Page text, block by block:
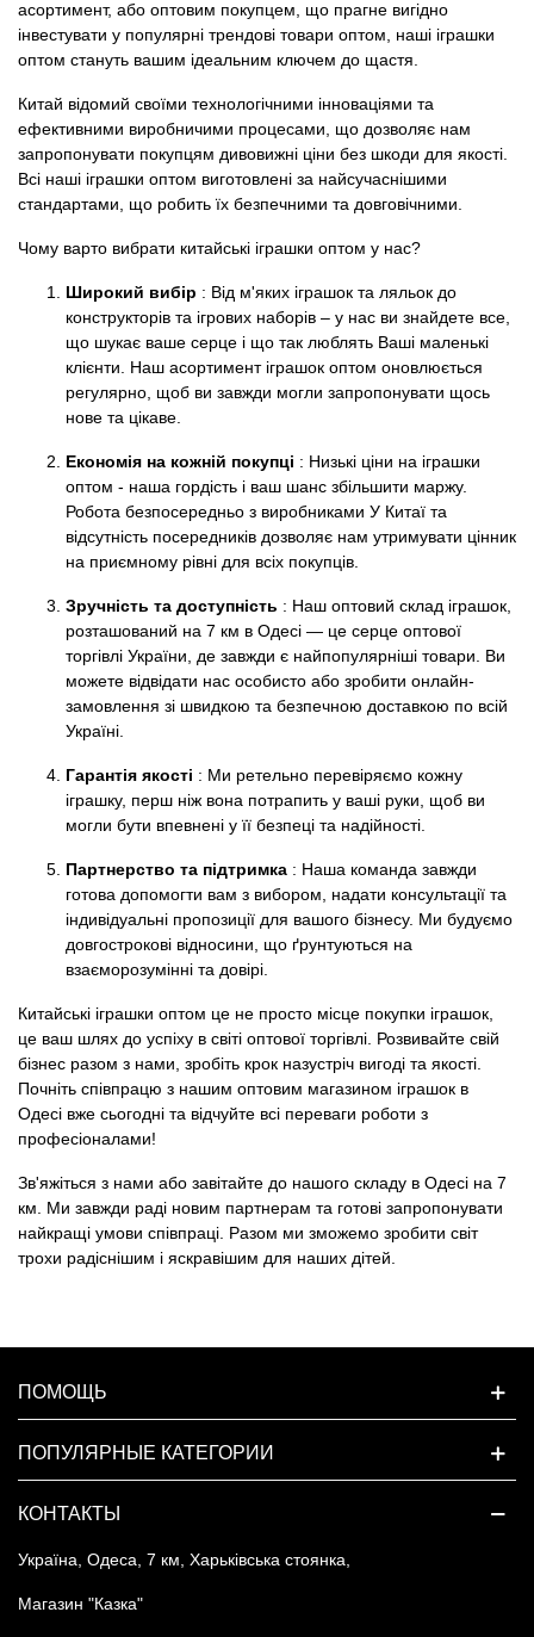
асортимент, або оптовим покупцем, що прагне вигідно
інвестувати у популярні трендові товари оптом, наші іграшки
оптом стануть вашим ідеальним ключем до щастя.
Китай відомий своїми технологічними інноваціями та
ефективними виробничими процесами, що дозволяє нам
запропонувати покупцям дивовижні ціни без шкоди для якості.
Всі наші іграшки оптом виготовлені за найсучаснішими
стандартами, що робить їх безпечними та довговічними.
Чому варто вибрати китайські іграшки оптом у нас?
Широкий вибір : Від м'яких іграшок та ляльок до
конструкторів та ігрових наборів – у нас ви знайдете все,
що шукає ваше серце і що так люблять Ваші маленькі
клієнти. Наш асортимент іграшок оптом оновлюється
регулярно, щоб ви завжди могли запропонувати щось
нове та цікаве.
Економія на кожній покупці : Низькі ціни на іграшки
оптом - наша гордість і ваш шанс збільшити маржу.
Робота безпосередньо з виробниками У Китаї та
відсутність посередників дозволяє нам утримувати цінник
на приємному рівні для всіх покупців.
Зручність та доступність : Наш оптовий склад іграшок,
розташований на 7 км в Одесі — це серце оптової
торгівлі України, де завжди є найпопулярніші товари. Ви
можете відвідати нас особисто або зробити онлайн-
замовлення зі швидкою та безпечною доставкою по всій
Україні.
Гарантія якості : Ми ретельно перевіряємо кожну
іграшку, перш ніж вона потрапить у ваші руки, щоб ви
могли бути впевнені у її безпеці та надійності.
Партнерство та підтримка : Наша команда завжди
готова допомогти вам з вибором, надати консультації та
індивідуальні пропозиції для вашого бізнесу. Ми будуємо
довгострокові відносини, що ґрунтуються на
взаєморозумінні та довірі.
Китайські іграшки оптом це не просто місце покупки іграшок,
це ваш шлях до успіху в світі оптової торгівлі. Розвивайте свій
бізнес разом з нами, зробіть крок назустріч вигоді та якості.
Почніть співпрацю з нашим оптовим магазином іграшок в
Одесі вже сьогодні та відчуйте всі переваги роботи з
професіоналами!
Зв'яжіться з нами або завітайте до нашого складу в Одесі на 7
км. Ми завжди раді новим партнерам та готові запропонувати
найкращі умови співпраці. Разом ми зможемо зробити світ
трохи радіснішим і яскравішим для наших дітей.
ПОМОЩЬ
ПОПУЛЯРНЫЕ КАТЕГОРИИ
КОНТАКТЫ
Україна, Одеса, 7 км, Харьківська стоянка,
Магазин "Казка"